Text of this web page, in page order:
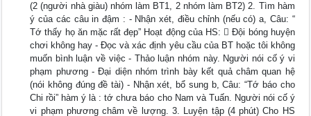
(2 (người nhà giàu) nhóm làm BT1, 2 nhóm làm BT2) 2. Tìm hàm
ý của các câu in đậm : - Nhận xét, điều chỉnh (nếu có) a, Câu: “
Tớ thấy họ ăn mặc rất đẹp” Hoạt động của HS:  Đội bóng huyện
chơi không hay - Đọc và xác định yêu cầu của BT hoặc tôi không
muốn bình luận về việc - Thảo luận nhóm này. Người nói cố ý vi
phạm phương - Đại diện nhóm trình bày kết quả châm quan hệ
(nói không đúng đề tài) - Nhận xét, bổ sung b, Câu: “Tớ báo cho
Chi rồi” hàm ý là : tớ chưa báo cho Nam và Tuấn. Người nói cố ý
vi phạm phương châm về lượng. 3. Luyện tập (4 phút) Cho HS